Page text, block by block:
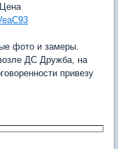
фото и замеры.
ДС Дружба, на
привезу